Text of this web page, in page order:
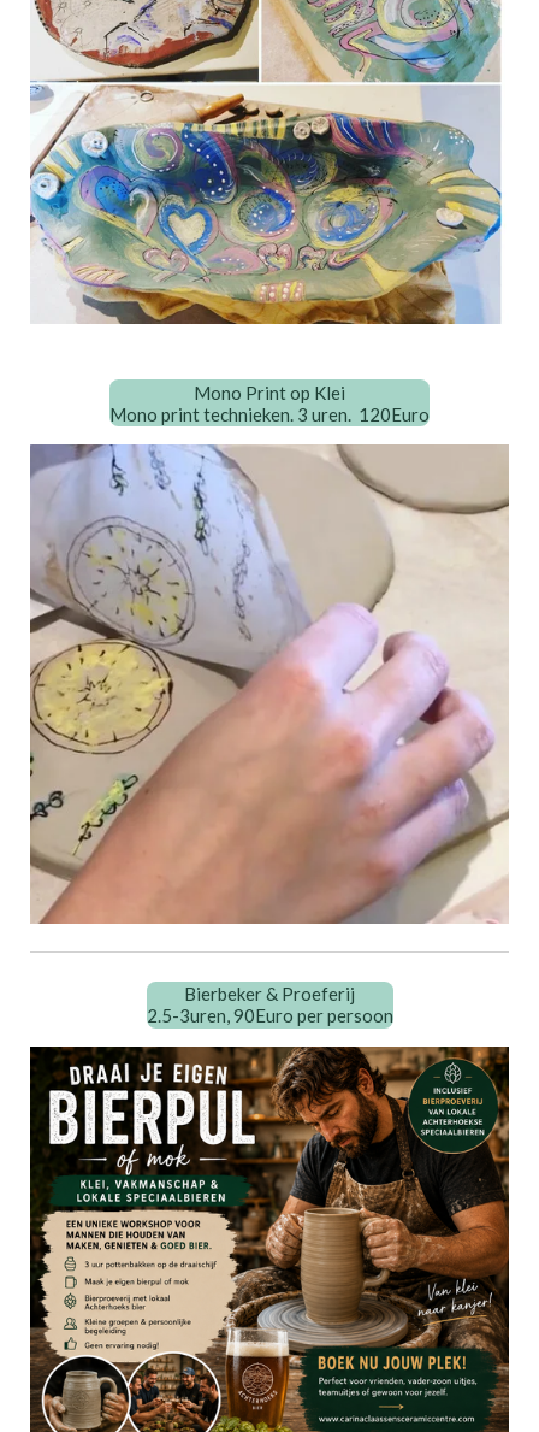
Mono Print op Klei
Mono print technieken. 3 uren. 120Euro
Bierbeker & Proeferij
2.5-3uren, 90Euro per persoon